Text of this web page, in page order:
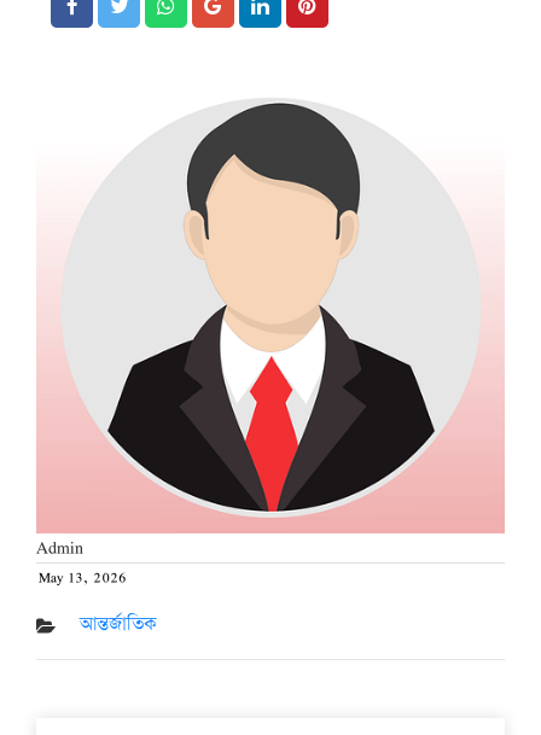
Admin
Posted
on
May 13, 2026
আন্তর্জাতিক